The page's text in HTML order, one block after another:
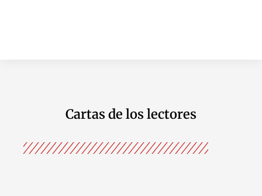
Cartas de los lectores